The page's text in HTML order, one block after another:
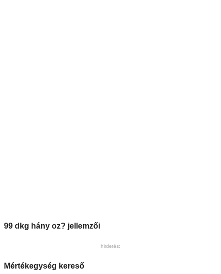
99 dkg hány oz? jellemzői
hirdetés:
Mértékegység kereső